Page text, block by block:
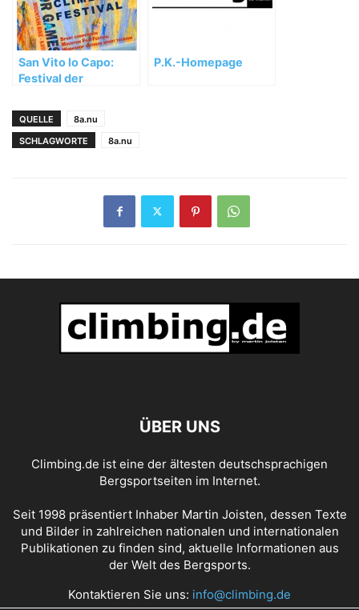
San Vito lo Capo:
Festival der
P.K.-Homepage
QUELLE
8a.nu
SCHLAGWORTE
8a.nu
ÜBER UNS
Climbing.de ist eine der ältesten deutschsprachigen
Bergsportseiten im Internet.
Seit 1998 präsentiert Inhaber Martin Joisten, dessen Texte
und Bilder in zahlreichen nationalen und internationalen
Publikationen zu finden sind, aktuelle Informationen aus
der Welt des Bergsports.
Kontaktieren Sie uns: info@climbing.de